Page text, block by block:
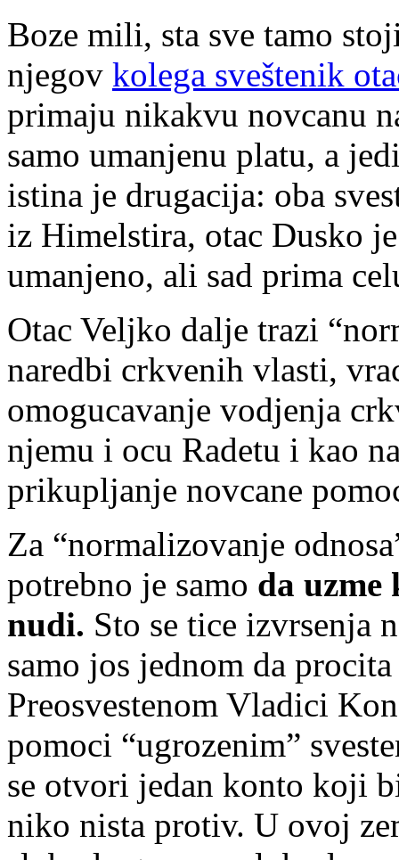
Boze mili, sta sve tamo
njegov kolega sveštenik
primaju nikakvu novcanu
samo umanjenu platu, a
istina je drugacija: oba
iz Himelstira, otac Dusko
umanjeno, ali sad prima
Otac Veljko dalje trazi
naredbi crkvenih vlasti,
omogucavanje vodjenja
njemu i ocu Radetu i kao
prikupljanje novcane
Za “normalizovanje
potrebno je samo da
nudi. Sto se tice izvrsenja
samo jos jednom da
Preosvestenom Vladici
pomoci “ugrozenim”
se otvori jedan konto koji
niko nista protiv. U ovoj